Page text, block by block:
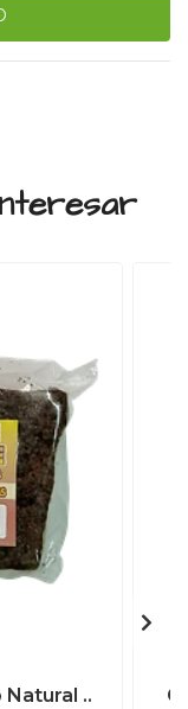
..